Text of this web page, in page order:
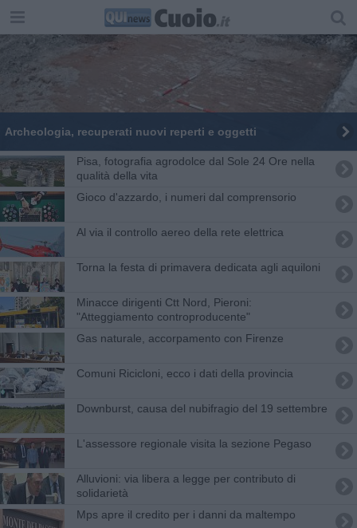
Archeologia, recuperati nuovi reperti e oggetti
Pisa, fotografia agrodolce dal Sole 24 Ore nella
qualità della vita
Gioco d'azzardo, i numeri dal comprensorio
Al via il controllo aereo della rete elettrica
Torna la festa di primavera dedicata agli aquiloni
Minacce dirigenti Ctt Nord, Pieroni:
"Atteggiamento controproducente"
Gas naturale, accorpamento con Firenze
Comuni Ricicloni, ecco i dati della provincia
Downburst, causa del nubifragio del 19 settembre
L'assessore regionale visita la sezione Pegaso
Alluvioni: via libera a legge per contributo di
solidarietà
Mps apre il credito per i danni da maltempo